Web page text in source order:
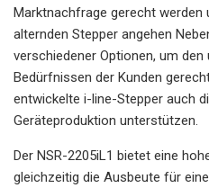
Marktnachfrage gerecht werden
alternden Stepper angehen
verschiedener Optionen, um
Bedürfnissen der Kunden
entwickelte i-line-Stepper auch
Geräteproduktion unterstützen.
Der NSR-2205iL1 bietet eine
gleichzeitig die Ausbeute für